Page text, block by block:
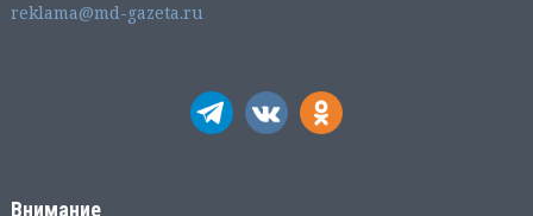
reklama@md-gazeta.ru
Внимание